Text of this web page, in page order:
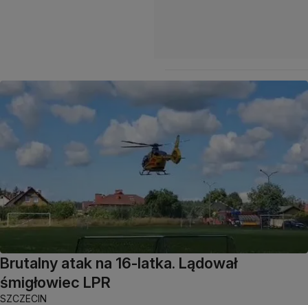
Brutalny atak na 16-latka. Lądował
śmigłowiec LPR
SZCZECIN